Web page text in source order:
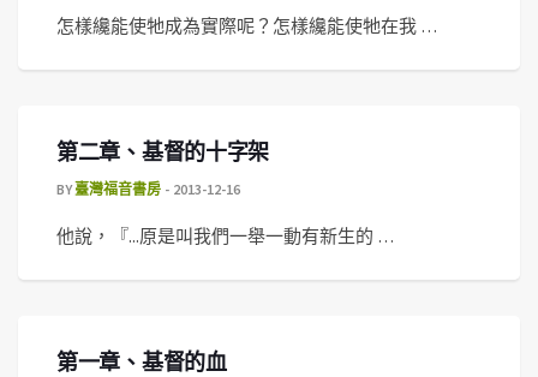
怎樣纔能使牠成為實際呢？怎樣纔能使牠在我 …
第二章、基督的十字架
BY臺灣福音書房 2013-12-16
他說，『...原是叫我們一舉一動有新生的 …
第一章、基督的血